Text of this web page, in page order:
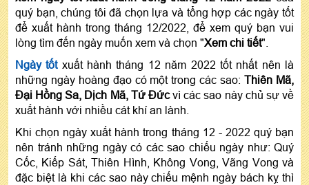
quý bạn, chúng tôi đã chọn lựa và tổng hợp các ngày tốt
để xuất hành trong tháng 12/2022, để xem quý bạn vui
lòng tìm đến ngày muốn xem và chọn "Xem chi tiết".
Ngày tốtxuất hành tháng 12 năm 2022 tốt nhất nên là
những ngày hoàng đạo có một trong các sao:Thiên Mã,
Đại Hồng Sa, Dịch Mã, Tứ Đứcvì các sao này chủ sự về
xuất hành với nhiều cát khí an lành.
Khi chọn ngày xuất hành trong tháng 12 - 2022 quý bạn
nên tránh những ngày có các sao chiếu ngày như: Quý
Cốc, Kiếp Sát, Thiên Hình, Không Vong, Vãng Vong và
đặc biệt là khi các sao này chiếu mệnh ngày bách kỵ thì